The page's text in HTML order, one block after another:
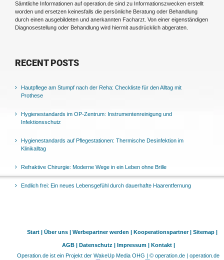
Sämtliche Informationen auf operation.de sind zu Informationszwecken erstellt
worden und ersetzen keinesfalls die persönliche Beratung oder Behandlung
durch einen ausgebildeten und anerkannten Facharzt. Von einer eigenständigen
Diagnosestellung oder Behandlung wird hiermit ausdrücklich abgeraten.
RECENT POSTS
Hautpflege am Stumpf nach der Reha: Checkliste für den Alltag mit
Prothese
Hygienestandards im OP-Zentrum: Instrumentenreinigung und
Infektionsschutz
Hygienestandards auf Pflegestationen: Thermische Desinfektion im
Klinikalltag
Refraktive Chirurgie: Moderne Wege in ein Leben ohne Brille
Endlich frei: Ein neues Lebensgefühl durch dauerhafte Haarentfernung
Start | Über uns | Werbepartner werden | Kooperationspartner | Sitemap |
AGB | Datenschutz | Impressum |
Kontakt |
Operation.de ist ein Projekt der WakeUp Media OHG | © operation.de | operation.de